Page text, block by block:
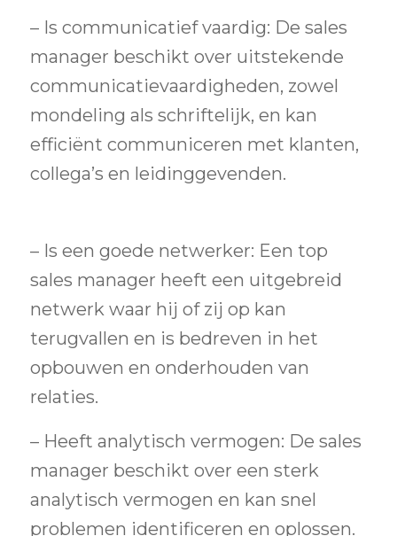
– Is communicatief vaardig: De sales
manager beschikt over uitstekende
communicatievaardigheden, zowel
mondeling als schriftelijk, en kan
efficiënt communiceren met klanten,
collega’s en leidinggevenden.
– Is een goede netwerker: Een top
sales manager heeft een uitgebreid
netwerk waar hij of zij op kan
terugvallen en is bedreven in het
opbouwen en onderhouden van
relaties.
– Heeft analytisch vermogen: De sales
manager beschikt over een sterk
analytisch vermogen en kan snel
problemen identificeren en oplossen.